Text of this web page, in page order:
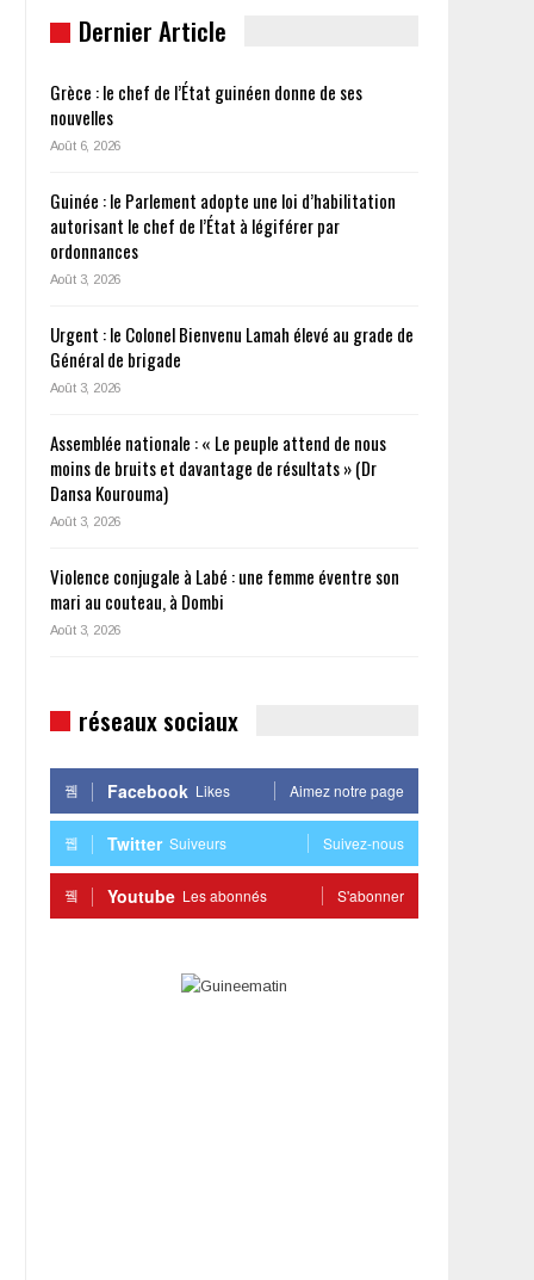
Dernier Article
Grèce : le chef de l’État guinéen donne de ses
nouvelles
Août 6, 2026
Guinée : le Parlement adopte une loi d’habilitation
autorisant le chef de l’État à légiférer par
ordonnances
Août 3, 2026
Urgent : le Colonel Bienvenu Lamah élevé au grade de
Général de brigade
Août 3, 2026
Assemblée nationale : « Le peuple attend de nous
moins de bruits et davantage de résultats » (Dr
Dansa Kourouma)
Août 3, 2026
Violence conjugale à Labé : une femme éventre son
mari au couteau, à Dombi
Août 3, 2026
réseaux sociaux
Facebook Likes Aimez notre page
Twitter Suiveurs Suivez-nous
Youtube Les abonnés S'abonner